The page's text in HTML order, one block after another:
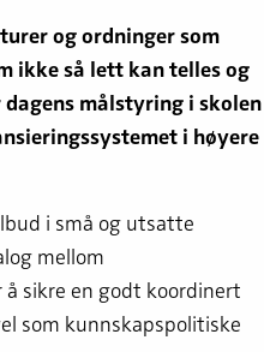
og ordninger som
ikke så lett kan telles og
målstyring i skolen
i høyere
i små og utsatte
mellom
sikre en godt koordinert
som kunnskapspolitiske